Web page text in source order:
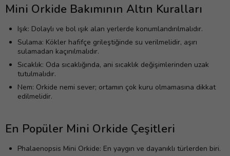
Mini Orkide Bakımının Altın Kuralları
Işık: Dolaylı ve bol ışık alan yerlerde konumlandırılmalıdır.
Sulama: Kökler hafifçe grileştiğinde su verilmelidir, aşırı
sulamadan kaçınılmalıdır.
Sıcaklık: Oda sıcaklığında, ani sıcaklık değişimlerinden uzak
tutulmalıdır.
Nem: Orkide nemi sever; ortamın çok kuru olmamasına dikkat
edilmelidir.
En Popüler Mini Orkide Çeşitleri
Phalaenopsis Mini Orkide: En yaygın ve dayanıklı türlerden biri.